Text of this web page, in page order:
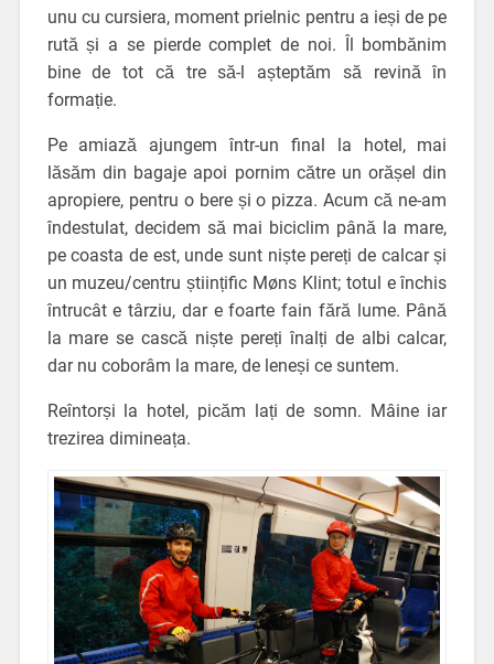
unu cu cursiera, moment prielnic pentru a ieși de pe
rută și a se pierde complet de noi. Îl bombănim
bine de tot că tre să-l așteptăm să revină în
formație.
Pe amiază ajungem într-un final la hotel, mai
lăsăm din bagaje apoi pornim către un orășel din
apropiere, pentru o bere și o pizza. Acum că ne-am
îndestulat, decidem să mai biciclim până la mare,
pe coasta de est, unde sunt niște pereți de calcar și
un muzeu/centru științific Møns Klint; totul e închis
întrucât e târziu, dar e foarte fain fără lume. Până
la mare se cască niște pereți înalți de albi calcar,
dar nu coborâm la mare, de leneși ce suntem.
Reîntorși la hotel, picăm lați de somn. Mâine iar
trezirea dimineața.